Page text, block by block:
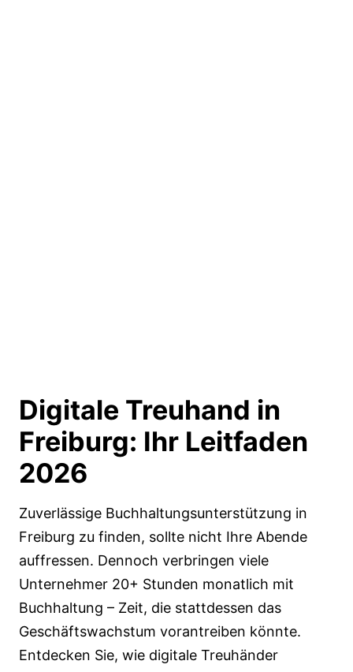
Digitale Treuhand in
Freiburg: Ihr Leitfaden
2026
Zuverlässige Buchhaltungsunterstützung in
Freiburg zu finden, sollte nicht Ihre Abende
auffressen. Dennoch verbringen viele
Unternehmer 20+ Stunden monatlich mit
Buchhaltung – Zeit, die stattdessen das
Geschäftswachstum vorantreiben könnte.
Entdecken Sie, wie digitale Treuhänder